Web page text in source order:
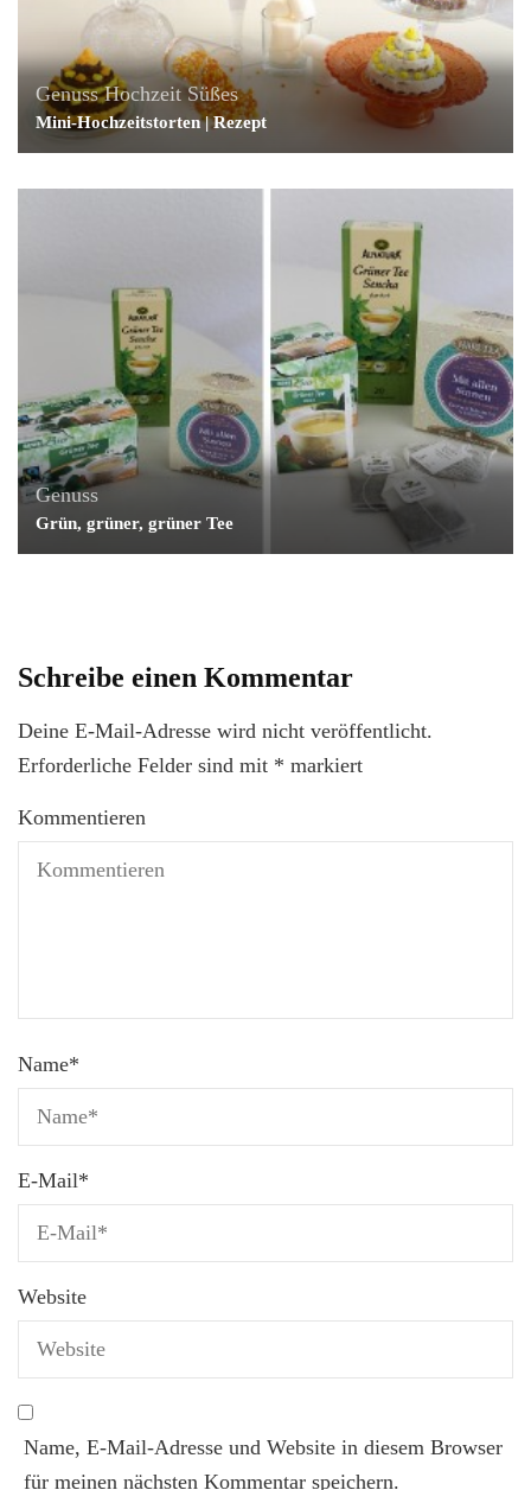
Genuss Hochzeit Süßes
Mini-Hochzeitstorten | Rezept
Genuss
Grün, grüner, grüner Tee
Schreibe einen Kommentar
Deine E-Mail-Adresse wird nicht veröffentlicht.
Erforderliche Felder sind mit * markiert
Kommentieren
Name*
E-Mail*
Website
Name, E-Mail-Adresse und Website in diesem Browser
für meinen nächsten Kommentar speichern.